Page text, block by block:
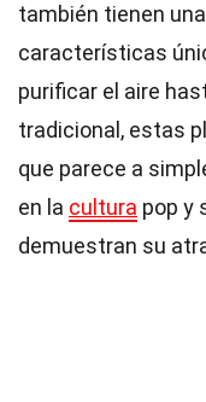
también tienen
características
purificar el aire
tradicional, estas
que parece a
en la cultura pop y
demuestran su